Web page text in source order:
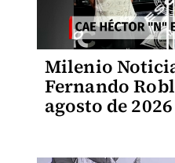
Milenio
Fernando
agosto de 2026